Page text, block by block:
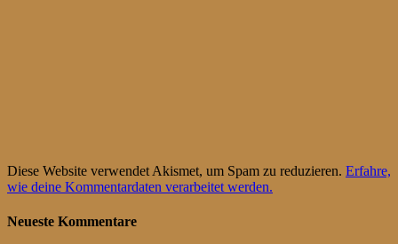
Diese Website verwendet Akismet, um Spam zu reduzieren. Erfahre,
wie deine Kommentardaten verarbeitet werden.
Neueste Kommentare